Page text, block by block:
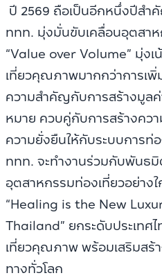
ปี 2569 ถือเป็นอีกหนึ่งปีสำ
ททท. มุ่งมั่นขับเคลื่อนอุตสา
“Value over Volume” มุ่ง
เที่ยวคุณภาพมากกว่าการเพิ่
ความสำคัญกับการสร้างมูล
หมาย ควบคู่กับการสร้างคว
ความยั่งยืนให้กับระบบการท่
ททท. จะทำงานร่วมกับพันธ
อุตสาหกรรมท่องเที่ยวอย่าง
“Healing is the New
Thailand” ยกระดับประเท
เที่ยวคุณภาพ พร้อมเสริมสร้
ทางทั่วโลก